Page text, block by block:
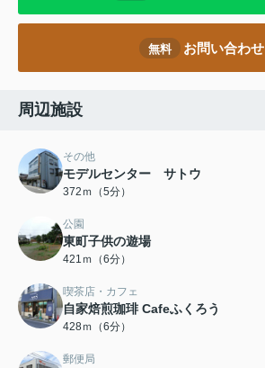
無料 お問い合わせ
周辺施設
その他
モデルセンター サトウ
372ｍ（5分）
公園
東町子供の遊場
421ｍ（6分）
喫茶店・カフェ
自家焙煎珈琲 Cafeふくろう
428ｍ（6分）
郵便局